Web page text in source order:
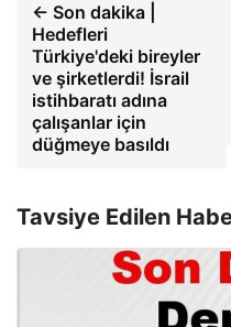
← Son dakika |
Hedefleri
Türkiye'deki bireyler
ve şirketlerdi! İsrail
istihbaratı adına
çalışanlar için
düğmeye basıldı
Tavsiye Edilen